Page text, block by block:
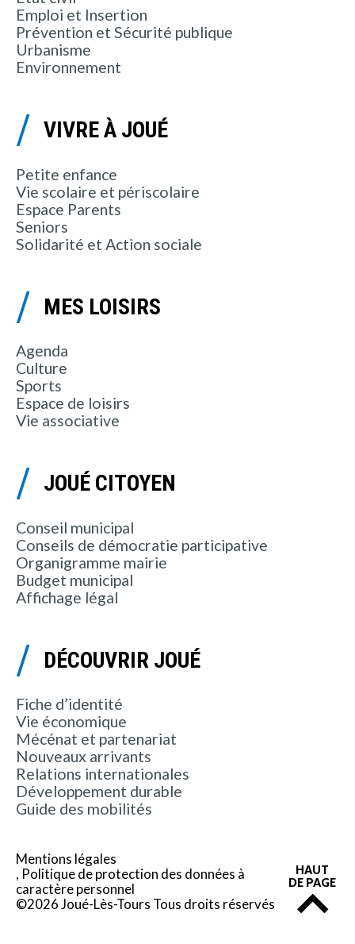
Emploi et Insertion
Prévention et Sécurité publique
Urbanisme
Environnement
VIVRE À JOUÉ
Petite enfance
Vie scolaire et périscolaire
Espace Parents
Seniors
Solidarité et Action sociale
MES LOISIRS
Agenda
Culture
Sports
Espace de loisirs
Vie associative
JOUÉ CITOYEN
Conseil municipal
Conseils de démocratie participative
Organigramme mairie
Budget municipal
Affichage légal
DÉCOUVRIR JOUÉ
Fiche d’identité
Vie économique
Mécénat et partenariat
Nouveaux arrivants
Relations internationales
Développement durable
Guide des mobilités
Mentions légales
Politique de protection des données à
caractère personnel
©2026 Joué-Lès-Tours Tous droits réservés
HAUT
DE PAGE